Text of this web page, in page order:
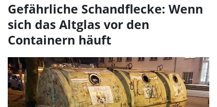
Gefährliche Schandflecke: Wenn
sich das Altglas vor den
Containern häuft